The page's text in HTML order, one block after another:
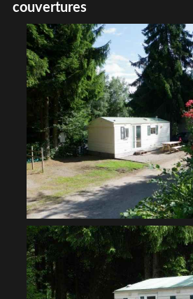
couvertures